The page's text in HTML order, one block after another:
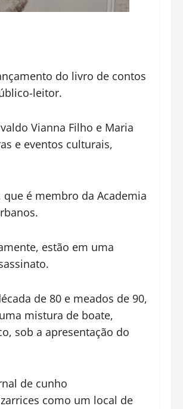
do livro de contos
leitor.
Vianna Filho e Maria
e eventos culturais,
é membro da Academia
estão em uma
de 80 e meados de 90,
mistura de boate,
sob a apresentação do
de cunho
como um local de